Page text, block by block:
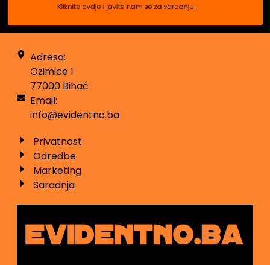
Adresa:
Ozimice 1
77000 Bihać
Email:
info@evidentno.ba
Privatnost
Odredbe
Marketing
Saradnja